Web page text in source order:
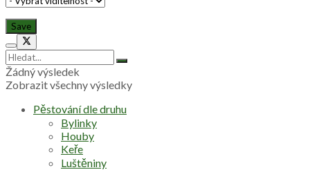
Žádný výsledek
Zobrazit všechny výsledky
Pěstování dle druhu
Bylinky
Houby
Keře
Luštěniny